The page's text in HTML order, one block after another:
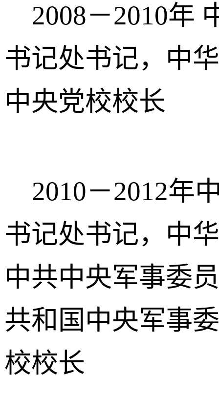
2008－2010年
书记处书记，中
中央党校校长
2010－2012年
书记处书记，中
中共中央军事委
共和国中央军事
校校长